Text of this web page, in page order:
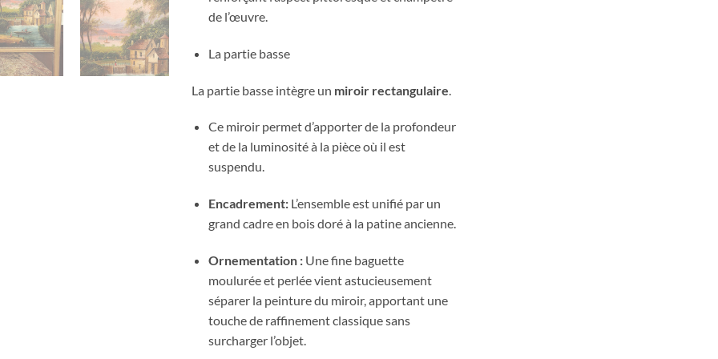
de l’œuvre.
La partie basse
La partie basse intègre un miroir rectangulaire
Ce miroir permet d’apporter de la profondeur
et de la luminosité à la pièce où il est
suspendu.
Encadrement:L’ensemble est unifié par un
grand cadre en bois doré à la patine ancienne.
Ornementation :Une fine baguette
moulurée et perlée vient astucieusement
séparer la peinture du miroir, apportant une
touche de raffinement classique sans
surcharger l’objet.